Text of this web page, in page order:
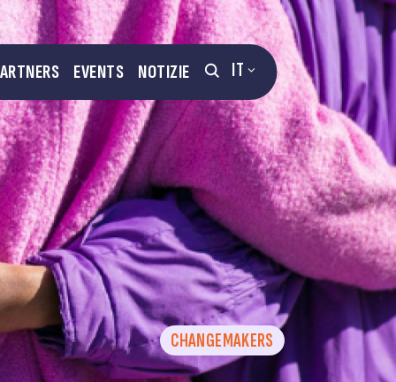
IT
EVENTS NOTIZIE
CHANGEMAKERS